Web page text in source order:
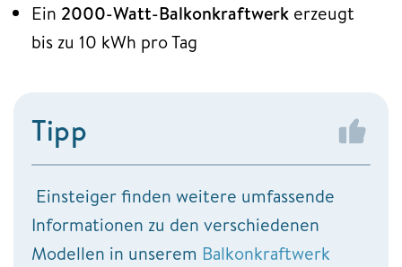
Ein 2000-Watt-Balkonkraftwerk erzeugt
bis zu 10 kWh pro Tag
Tipp
Einsteiger finden weitere umfassende
Informationen zu den verschiedenen
Modellen in unserem Balkonkraftwerk